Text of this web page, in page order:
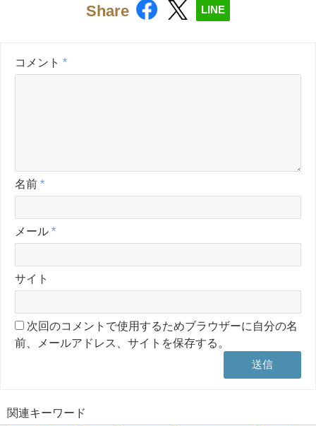
Share LINE
コメント *
名前 *
メール *
サイト
次回のコメントで使用するためブラウザーに自分の名
前、メールアドレス、サイトを保存する。
関連キーワード